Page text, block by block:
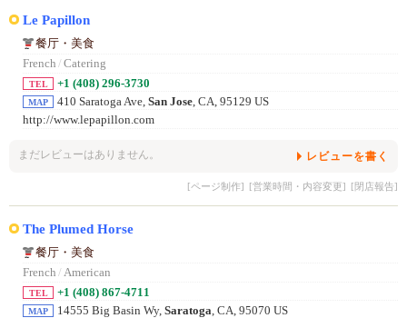
Le Papillon
餐厅・美食
French / Catering
TEL +1 (408) 296-3730
MAP 410 Saratoga Ave, San Jose, CA, 95129 US
http://www.lepapillon.com
まだレビューはありません。 レビューを書く
[ページ制作] [営業時間・内容変更] [閉店報告]
The Plumed Horse
餐厅・美食
French / American
TEL +1 (408) 867-4711
MAP 14555 Big Basin Wy, Saratoga , CA, 95070 US